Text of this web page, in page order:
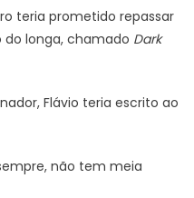
teria prometido repassar
do longa, chamado Dark
Flávio teria escrito ao
não tem meia